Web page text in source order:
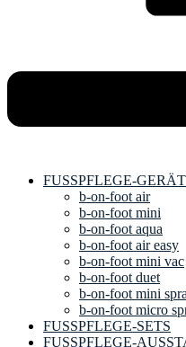
FUSSPFLEGE-
b-on-foot air
b-on-foot mini
b-on-foot aqua
b-on-foot air easy
b-on-foot mini vac
b-on-foot duet
b-on-foot mini
b-on-foot micro
FUSSPFLEGE-SETS
FUSSPFLEGE-